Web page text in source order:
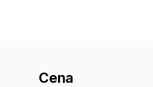
Cena